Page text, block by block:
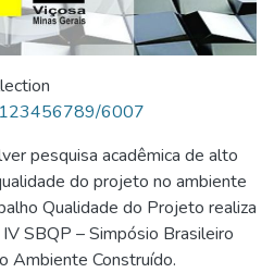
123456789/6007
pesquisa acadêmica de alto
do projeto no ambiente
Qualidade do Projeto realiza
SBQP – Simpósio Brasileiro
Ambiente Construído.